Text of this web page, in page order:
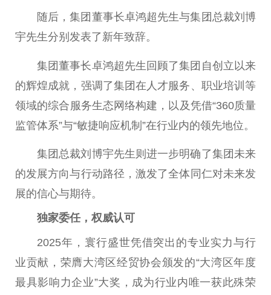
随后，集团董事长卓鸿超先生与集团总裁刘博
宇先生分别发表了新年致辞。
集团董事长卓鸿超先生回顾了集团自创立以来
的辉煌成就，强调了集团在人才服务、职业培训等
领域的综合服务生态网络构建，以及凭借“360质量
监管体系”与“敏捷响应机制”在行业内的领先地位。
集团总裁刘博宇先生则进一步明确了集团未来
的发展方向与行动路径，激发了全体同仁对未来发
展的信心与期待。
独家委任， 权威认可
2025年，寰行盛世凭借突出的专业实力与行
业贡献，荣膺大湾区经贸协会颁发的“大湾区年度
最具影响力企业”大奖，成为行业内唯一获此殊荣